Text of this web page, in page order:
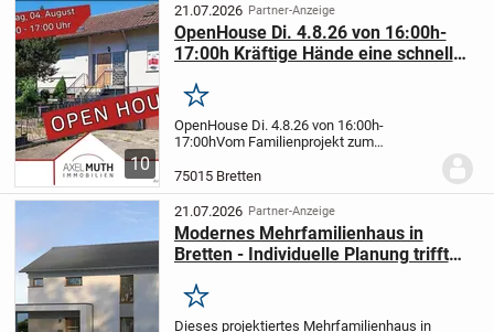
großzügigen Wohnfläche von ca. 120 m²...
10
21.07.2026 Partner-Anzeige
OpenHouse Di. 4.8.26 von 16:00h-
17:00h Kräftige Hände eine schnelles
Merken
OpenHouse Di. 4.8.26 von 16:00h-
17:00hVom Familienprojekt zum
WohnträumeDieses Einfamilienhaus in
massiver Bauweise aus dem Jahr 1967
bietet ein solides Fundament für...
75015 Bretten
21.07.2026 Partner-Anzeige
Modernes Mehrfamilienhaus in
Bretten - Individuelle Planung trifft
Merken
Dieses projektiertes Mehrfamilienhaus in